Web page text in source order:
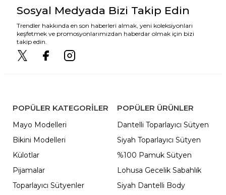
Sosyal Medyada Bizi Takip Edin
Trendler hakkında en son haberleri almak, yeni koleksiyonları
keşfetmek ve promosyonlarımızdan haberdar olmak için bizi
takip edin.
POPÜLER KATEGORILER
Mayo Modelleri
Bikini Modelleri
Külotlar
Pijamalar
Toparlayıcı Sütyenler
POPÜLER ÜRÜNLER
Dantelli Toparlayıcı Sütyen
Siyah Toparlayıcı Sütyen
%100 Pamuk Sütyen
Lohusa Gecelik Sabahlık
Siyah Dantelli Body